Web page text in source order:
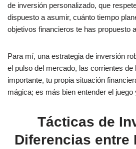
de inversión personalizado, que
dispuesto a asumir, cuánto tiempo
objetivos financieros te has propuesto
Para mí, una estrategia de inversión
el pulso del mercado, las corrientes
importante, tu propia situación
mágica; es más bien entender el juego
Tácticas de
Diferencias entre